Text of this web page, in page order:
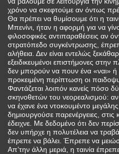
χρόνο να σκεφτούμε αν όντως
Θα πρέπει να θυμίσουμε ότι η
Μπενίνι, ήταν η αφορμή για να
φιλοσοφικές αντιπαραθέσεις αν
στρατόπεδο συγκέντρωσης,
αλήθεια. Δεν είναι εντελώς
εξειδικευμένοι επιστήμονες
δεν μπορούν να πουν ένα «ναι» ή
προκειμένη περίπτωση οι
Φαντάζεται λοιπόν κανείς πόσο
σκηνοθετών του νεορεαλισμού:
να έχανε ένα ντοκουμέντο
δημιουργούσε παρενέργειες, στις
έδειχνε. Με δεδομένο ότι δεν
δεν υπήρχε η πολυτέλεια να
έπρεπε να βάλει. Έπρεπε να
Απ’την άλλη μεριά, η ταινία